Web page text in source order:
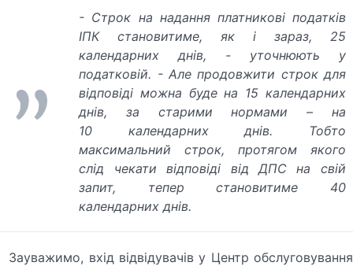
- Строк на надання платникові податків
ІПК становитиме, як і зараз, 25
календарних днів, - уточнюють у
податковій. - Але продовжити строк для
відповіді можна буде на 15 календарних
днів, за старими нормами – на
10 календарних днів. Тобто
максимальний строк, протягом якого
слід чекати відповіді від ДПС на свій
запит, тепер становитиме 40
календарних днів.
Зауважимо, вхід відвідувачів у Центр обслуговування